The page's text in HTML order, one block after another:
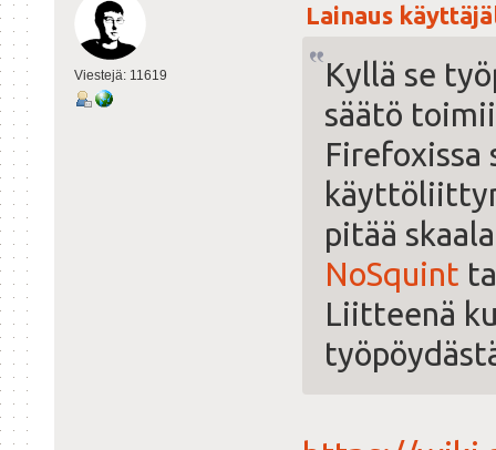
Viestejä: 11619
Lainaus
Kyllä se
säätö
Firefoxissa
pitää
NoSquint
Liitteenä